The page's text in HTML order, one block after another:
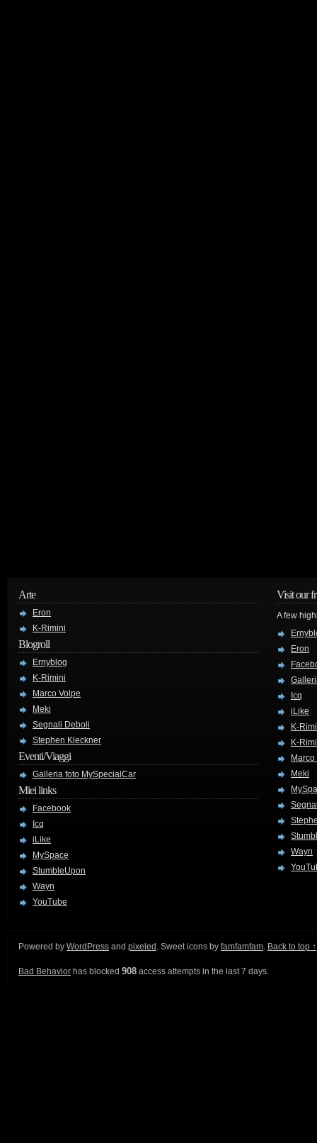
Arte
Eron
K-Rimini
Blogroll
Ernyblog
K-Rimini
Marco Volpe
Meki
Segnali Deboli
Stephen Kleckner
Eventi/Viaggi
Galleria foto MySpecialCar
Miei links
Facebook
Icq
iLike
MySpace
StumbleUpon
Wayn
YouTube
Visit our
A few
Eron
Icq
iLike
K-
K-
Meki
Wayn
Powered by WordPress and pixeled . Sweet icons by famfamfam. Back to top ↑
Bad Behavior has blocked 908 access attempts in the last 7 days.